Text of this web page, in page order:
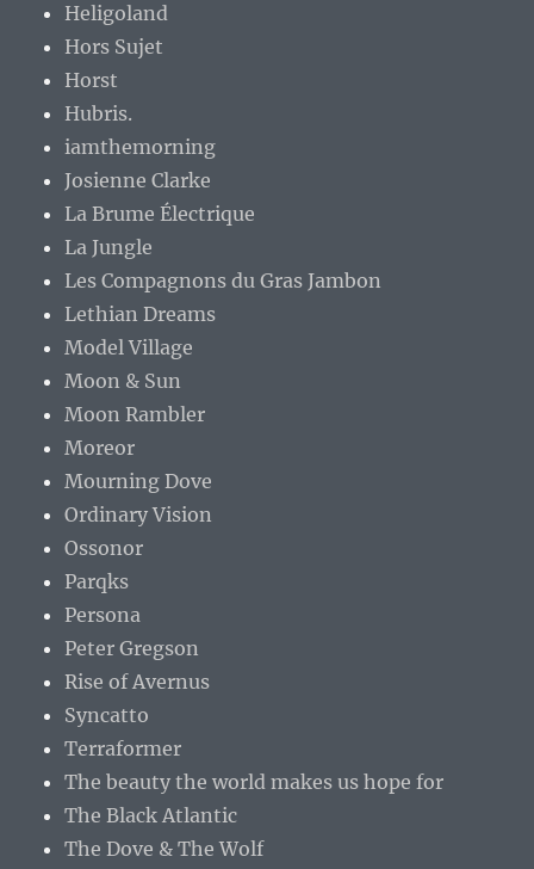
Heligoland
Hors Sujet
Horst
Hubris.
iamthemorning
Josienne Clarke
La Brume Électrique
La Jungle
Les Compagnons du Gras Jambon
Lethian Dreams
Model Village
Moon & Sun
Moon Rambler
Moreor
Mourning Dove
Ordinary Vision
Ossonor
Parqks
Persona
Peter Gregson
Rise of Avernus
Syncatto
Terraformer
The beauty the world makes us hope for
The Black Atlantic
The Dove & The Wolf